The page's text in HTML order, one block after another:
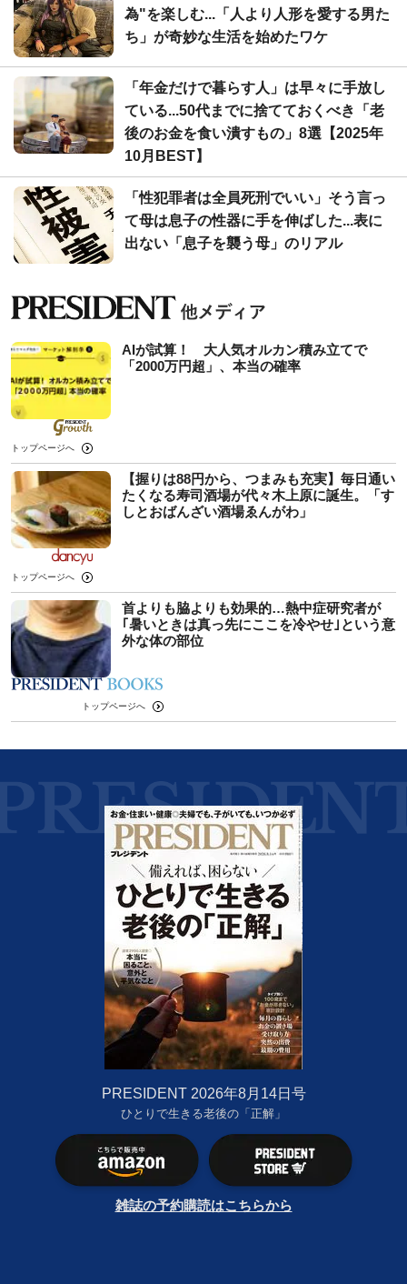
為"を楽しむ...「人より人形を愛する男た
ち」が奇妙な生活を始めたワケ
「年金だけで暮らす人」は早々に手放し
ている...50代までに捨てておくべき「老
後のお金を食い潰すもの」8選【2025年
10月BEST】
「性犯罪者は全員死刑でいい」そう言っ
て母は息子の性器に手を伸ばした...表に
出ない「息子を襲う母」のリアル
AIが試算！ 大人気オルカン積み立てで
「2000万円超」、本当の確率
トップページへ
【握りは88円から、つまみも充実】毎日通い
たくなる寿司酒場が代々木上原に誕生。「す
しとおばんざい酒場ゑんがわ」
トップページへ
首よりも脇よりも効果的…熱中症研究者が
｢暑いときは真っ先にここを冷やせ｣という意
外な体の部位
トップページへ
PRESIDENT 2026年8月14日号
ひとりで生きる老後の「正解」
雑誌の予約購読はこちらから